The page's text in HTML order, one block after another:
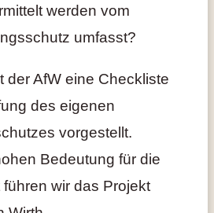
werden vom
umfasst?
der AfW eine Checkliste
des eigenen
vorgestellt.
Bedeutung für die
wir das Projekt